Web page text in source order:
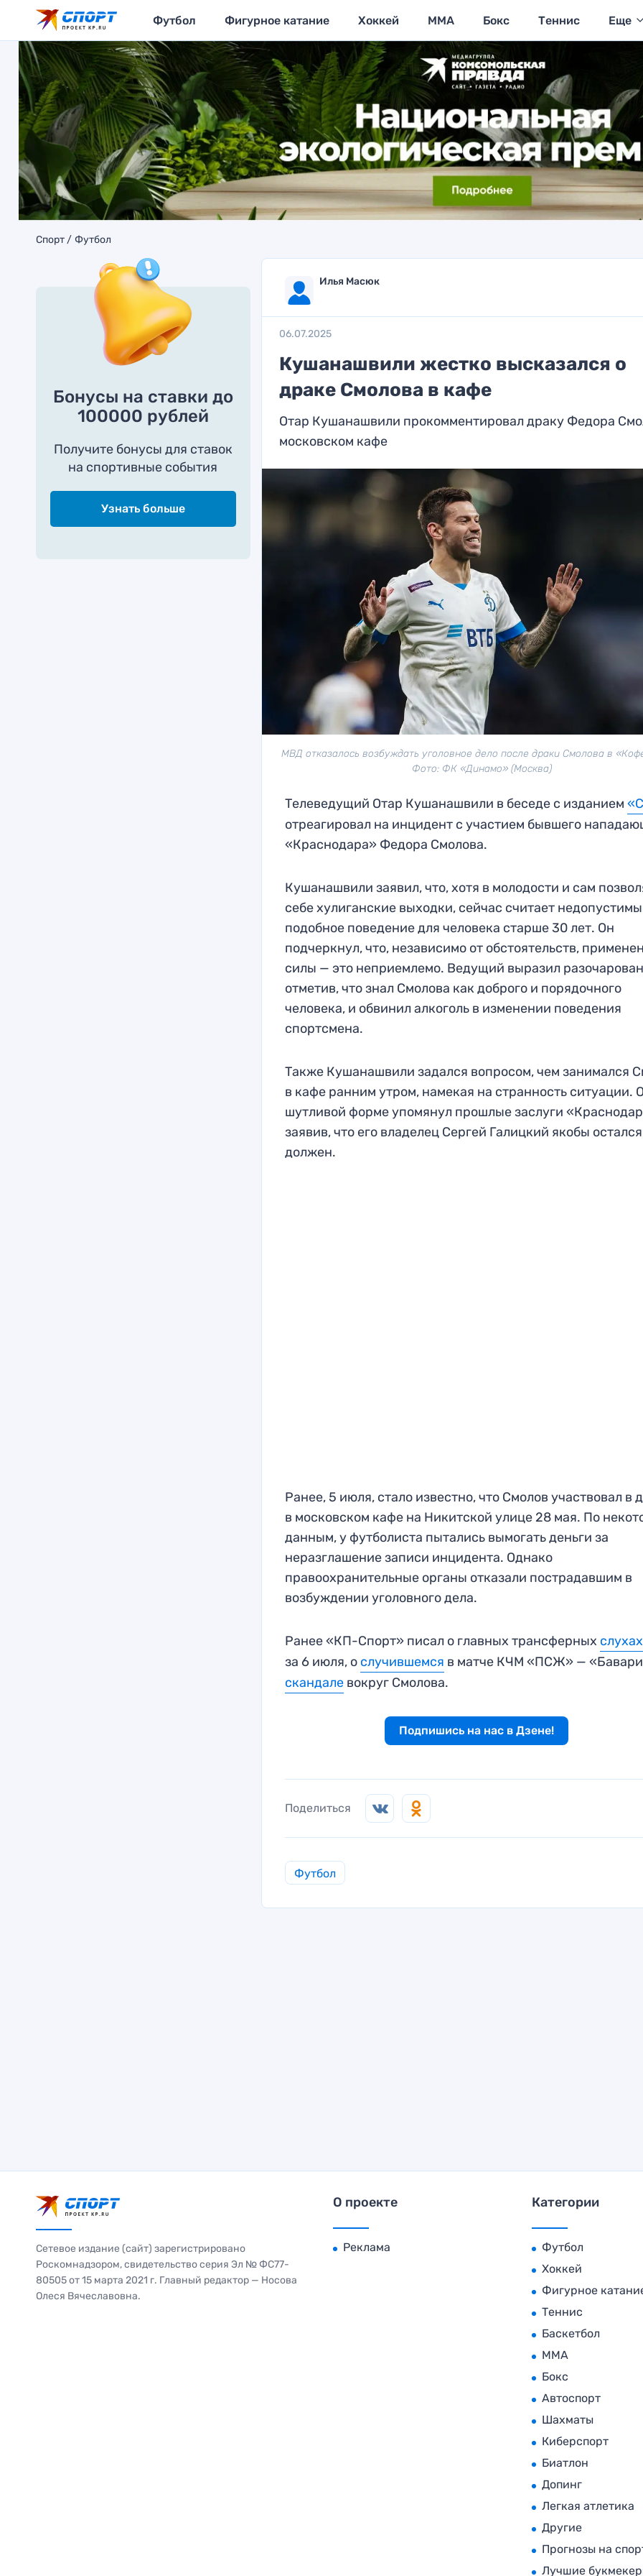
Футбол Фигурное катание Хоккей MMA Бокс Теннис Еще
Спорт Футбол
Бонусы на ставки до
100000 рублей
Получите бонусы для ставок
на спортивные события
Узнать больше
Илья Масюк
06.07.2025
Кушанашвили жестко высказался о
драке Смолова в кафе
Отар Кушанашвили прокомментировал драку Федора
московском кафе
МВД отказалось возбуждать уголовное дело после драки Смолова в
Фото: ФК «Динамо» (Москва)
Телеведущий Отар Кушанашвили в беседе с изданием
отреагировал на инцидент с участием бывшего
«Краснодара» Федора Смолова.
Кушанашвили заявил, что, хотя в молодости и сам
себе хулиганские выходки, сейчас считает
подобное поведение для человека старше 30 лет. Он
подчеркнул, что, независимо от обстоятельств,
силы — это неприемлемо. Ведущий выразил
отметив, что знал Смолова как доброго и порядочного
человека, и обвинил алкоголь в изменении поведения
спортсмена.
Также Кушанашвили задался вопросом, чем занимался
в кафе ранним утром, намекая на странность ситуации.
шутливой форме упомянул прошлые заслуги
заявив, что его владелец Сергей Галицкий якобы
должен.
Ранее, 5 июля, стало известно, что Смолов участвовал в
в московском кафе на Никитской улице 28 мая. По
данным, у футболиста пытались вымогать деньги за
неразглашение записи инцидента. Однако
правоохранительные органы отказали пострадавшим в
возбуждении уголовного дела.
Ранее «КП-Спорт» писал о главных трансферных слухах
за 6 июля, о случившемся в матче КЧМ «ПСЖ» —
скандале вокруг Смолова.
Подпишись на нас в Дзене!
Поделиться
Футбол
Сетевое издание (сайт) зарегистрировано
Роскомнадзором, свидетельство серия Эл № ФС77-
80505 от 15 марта 2021 г. Главный редактор — Носова
Олеся Вячеславовна.
О проекте
Реклама
Категории
Футбол
Хоккей
Фигурное
Теннис
Баскетбол
MMA
Бокс
Автоспорт
Шахматы
Киберспорт
Биатлон
Допинг
Легкая атлетика
Другие
Прогнозы на
Лучшие